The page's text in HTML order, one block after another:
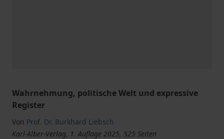
Wahrnehmung, politische Welt und expressive
Register
Von Prof. Dr. Burkhard Liebsch
Karl-Alber-Verlag, 1. Auflage 2025, 525 Seiten